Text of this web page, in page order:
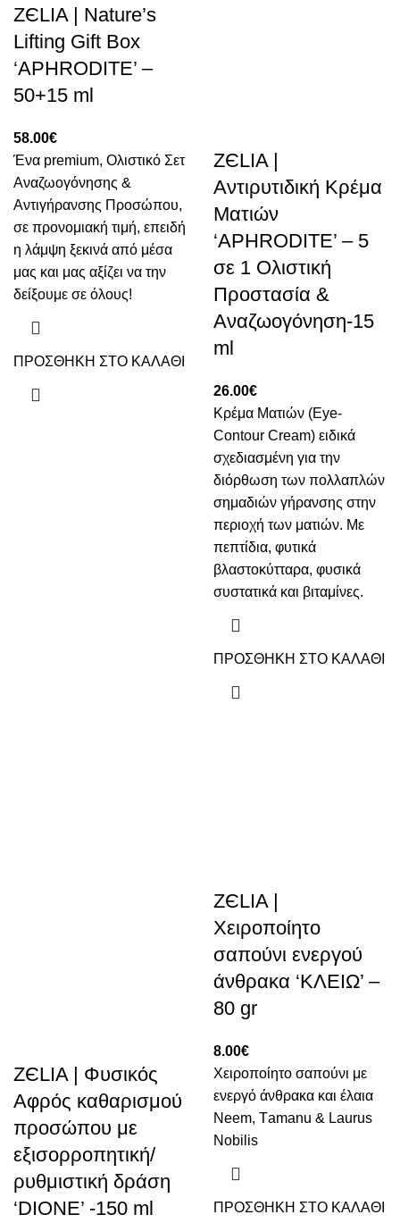
ZЄLIA | Nature’s
Lifting Gift Box
‘APHRODITE’ –
50+15 ml
58.00€
Ένα premium, Oλιστικό Σετ
Αναζωογόνησης &
Αντιγήρανσης Προσώπου,
σε προνομιακή τιμή, επειδή
η λάμψη ξεκινά από μέσα
μας και μας αξίζει να την
δείξουμε σε όλους!
ΠΡΟΣΘΗΚΗ ΣΤΟ ΚΑΛΑΘΙ
ZЄLIA |
Αντιρυτιδική Κρέμα
Ματιών
‘APHRODITE’ – 5
σε 1 Ολιστική
Προστασία &
Αναζωογόνηση-15
ml
26.00€
Κρέμα Ματιών (Eye-
Contour Cream) ειδικά
σχεδιασμένη για την
διόρθωση των πολλαπλών
σημαδιών γήρανσης στην
περιοχή των ματιών. Με
πεπτίδια, φυτικά
βλαστοκύτταρα, φυσικά
συστατικά και βιταμίνες.
ΠΡΟΣΘΗΚΗ ΣΤΟ ΚΑΛΑΘΙ
ZЄLIA | Φυσικός
Αφρός καθαρισμού
προσώπου με
εξισορροπητική/
ρυθμιστική δράση
‘DIONE’ -150 ml
ZЄLIA |
Χειροποίητο
σαπούνι ενεργού
άνθρακα ‘ΚΛΕΙΩ’ –
80 gr
8.00€
Χειροποίητο σαπούνι με
ενεργό άνθρακα και έλαια
Neem, Τamanu & Laurus
Nobilis
ΠΡΟΣΘΗΚΗ ΣΤΟ ΚΑΛΑΘΙ